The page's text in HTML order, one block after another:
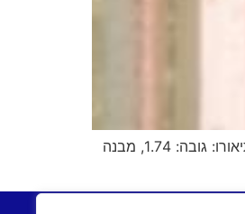
אלכסנדר שבצוב, בן 51 תושב נתניה, נעדר למעלה משבוע והמשטרה מבקשת את עזרת הציבור באיתורו • הוא נראה לאחרונה בתאריך 7.5.26 • תיאורו: גובה: 1.74, מבנה